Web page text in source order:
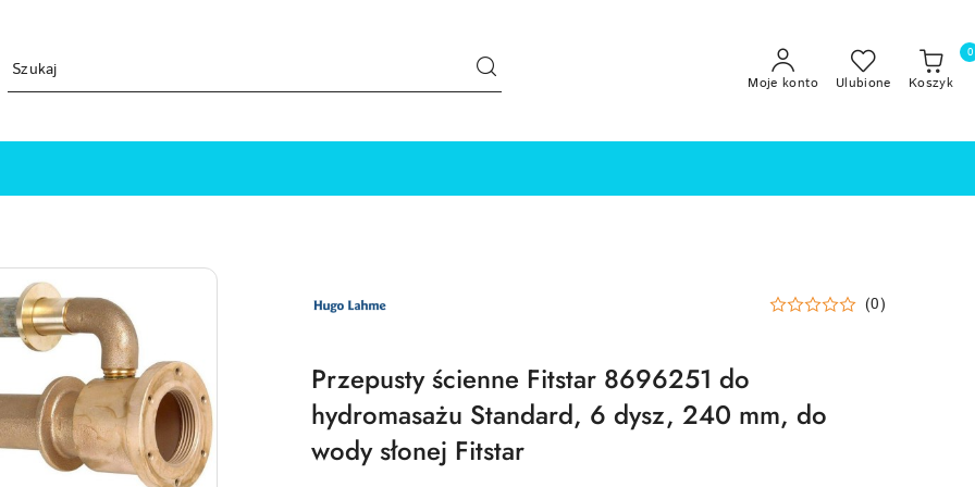
Moje konto Ulubione Koszyk
0
HUGO
LAHME
(0)
Przepusty ścienne Fitstar 8696251 do
hydromasażu Standard, 6 dysz, 240 mm, do
wody słonej Fitstar